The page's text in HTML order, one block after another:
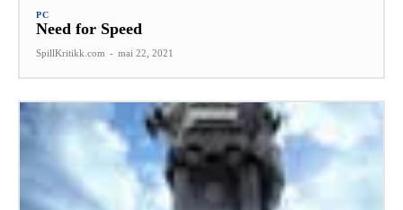
PC
Need for Speed
SpillKritikk.com - mai 22, 2021